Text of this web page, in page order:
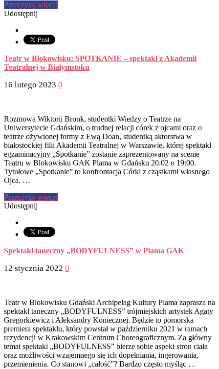
Przeczytaj więcej
Udostępnij
Teatr w Blokowisku: SPOTKANIE – spektakl z Akademii
Teatralnej w Białymstoku
16 lutego 2023 0
Rozmowa Wiktorii Bronk, studentki Wiedzy o Teatrze na
Uniwersytecie Gdańskim, o trudnej relacji córek z ojcami oraz o
teatrze ożywionej formy z Ewą Doan, studentką aktorstwa w
białostockiej filii Akademii Teatralnej w Warszawie, której spektakl
egzaminacyjny „Spotkanie” zostanie zaprezentowany na scenie
Teatru w Blokowisku GAK Plama w Gdańsku 20.02 o 19:00.
Tytułowe „Spotkanie” to konfrontacja Córki z cząstkami własnego
Ojca. …
Przeczytaj więcej
Udostępnij
Spektakl taneczny „BODYFULNESS” w Plama GAK
12 stycznia 2022 0
Teatr w Blokowisku Gdański Archipelag Kultury Plama zaprasza na
spektakl taneczny „BODYFULNESS” trójmiejskich artystek Agaty
Gregorkiewicz i Aleksandry Koniecznej. Będzie to pomorska
premiera spektaklu, który powstał w październiku 2021 w ramach
rezydencji w Krakowskim Centrum Choreograficznym. Za główny
temat spektakl „BODYFULNESS” bierze sobie aspekt stron ciała
oraz możliwości wzajemnego się ich dopełniania, ingerowania,
przemienienia. Co stanowi „całość”? Bardzo często myśląc …